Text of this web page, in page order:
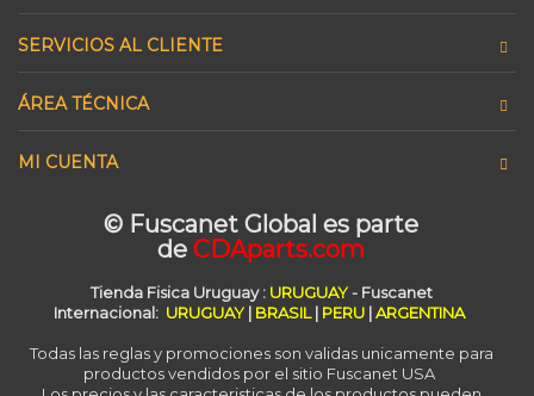
SERVICIOS AL CLIENTE
ÁREA TÉCNICA
MI CUENTA
© Fuscanet Global es parte
de CDAparts.com
Tienda Fisica Uruguay: URUGUAY- Fuscanet
Internacional: URUGUAY | BRASIL| PERU |ARGENTINA
Todas las reglas y promociones son validas unicamente para
productos vendidos por el sitio Fuscanet USA